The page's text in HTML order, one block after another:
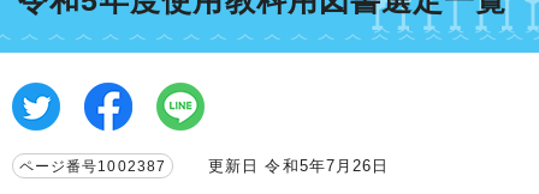
ページ番号1002387 更新日 令和5年7月26日